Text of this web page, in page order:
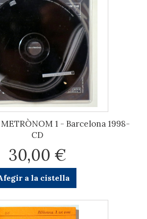
1 - Barcelona 1998-
CD
30,00 €
a la cistella